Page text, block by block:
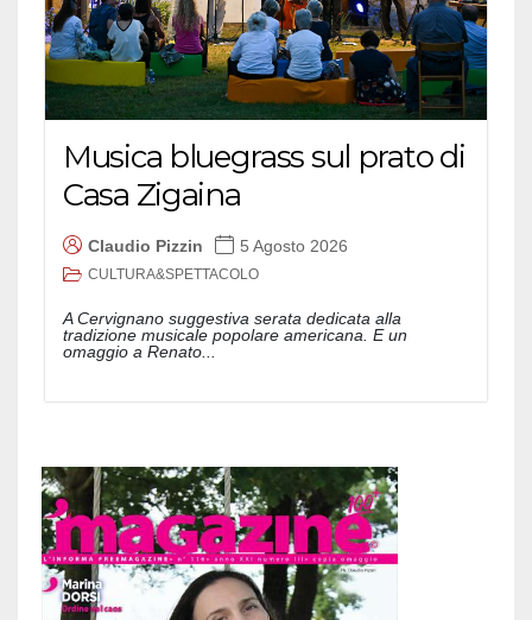
Musica bluegrass sul prato di
Casa Zigaina
Claudio Pizzin 5 Agosto 2026
CULTURA&SPETTACOLO
A Cervignano suggestiva serata dedicata alla
tradizione musicale popolare americana. E un
omaggio a Renato...